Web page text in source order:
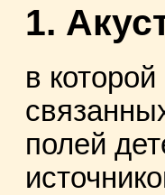
1.
в
полей